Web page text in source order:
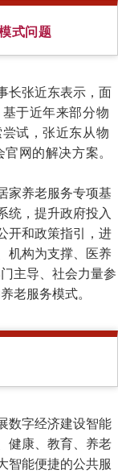
式问题
张近东表示， 面
于近年来部分物
试，张近东从物
网的解决方案。
家养老服务专项基
统，提升政府投入
开和政策指引，进
机构为支撑、医养
主导、社会力量参
老服务模式。
数字经济建设智能
健康、教育、养老
智能便捷的公共服